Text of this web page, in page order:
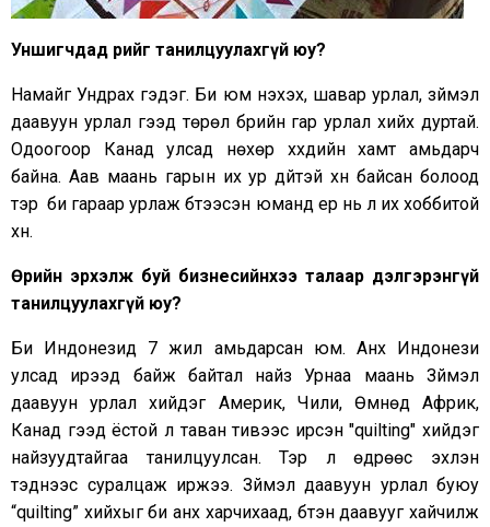
Уншигчдад өөрийгөө танилцуулахгүй юу?
Намайг Ундрах гэдэг. Би юм нэхэх, шавар урлал, зүймэл
даавуун урлал гээд төрөл бүрийн гар урлал хийх дуртай.
Одоогоор Канад улсад нөхөр хүүхдийн хамт амьдарч
байна. Аав маань гарын их ур дүйтэй хүн байсан болоод
тэр үү би гараар урлаж бүтээсэн юманд ер нь л их хоббитой
хүн.
Өөрийн эрхэлж буй бизнесийнхээ талаар дэлгэрэнгүй
танилцуулахгүй юу?
Би Индонезид 7 жил амьдарсан юм. Анх Индонези
улсад ирээд байж байтал найз Урнаа маань Зүймэл
даавуун урлал хийдэг Америк, Чили, Өмнөд Африк,
Канад гээд ёстой л таван тивээс ирсэн "quilting" хийдэг
найзуудтайгаа танилцуулсан. Тэр л өдрөөс эхлэн
тэднээс суралцаж иржээ. Зүймэл даавуун урлал буюу
“quilting” хийхыг би анх харчихаад, бүтэн даавууг хайчилж